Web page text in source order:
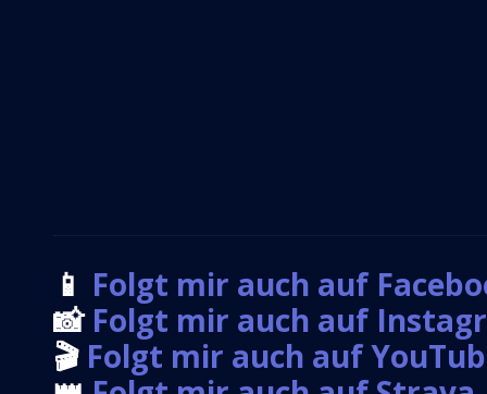
📱 Folgt mir auch auf
📸 Folgt mir auch auf
🎬 Folgt mir auch auf